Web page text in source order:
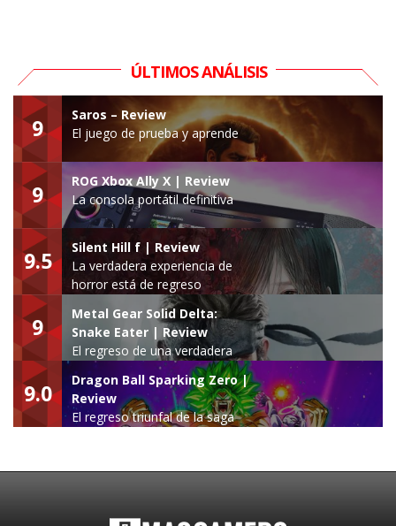
ÚLTIMOS ANÁLISIS
9
Saros – Review
El juego de prueba y aprende
9
ROG Xbox Ally X | Review
La consola portátil definitiva
9.5
Silent Hill f | Review
La verdadera experiencia de
horror está de regreso
9
Metal Gear Solid Delta:
Snake Eater | Review
El regreso de una verdadera
leyenda
9.0
Dragon Ball Sparking Zero |
Review
El regreso triunfal de la saga